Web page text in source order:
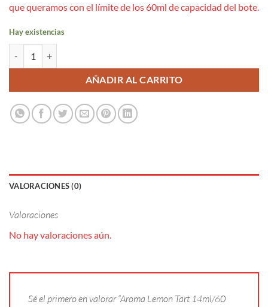
que queramos con el límite de los 60ml de capacidad del bote.
Hay existencias
AÑADIR AL CARRITO
VALORACIONES (0)
Valoraciones
No hay valoraciones aún.
Sé el primero en valorar “Aroma Lemon Tart 14ml/60